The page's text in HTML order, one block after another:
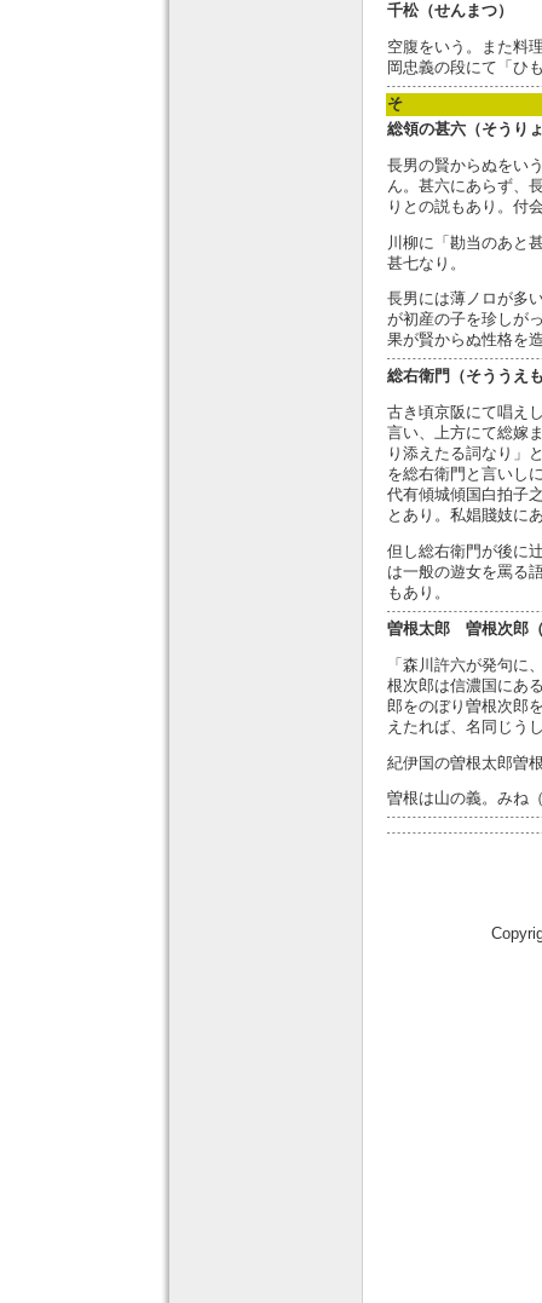
千松（せんまつ）
空腹をいう。また料
岡忠義の段にて「ひ
そ
総領の甚六（そうり
長男の賢からぬをい
ん。甚六にあらず、
りとの説もあり。付
川柳に「勘当のあと
甚七なり。
長男には薄ノロが多
が初産の子を珍しが
果が賢からぬ性格を
総右衛門（そううえ
古き頃京阪にて唱え
言い、上方にて総嫁
り添えたる詞なり」
を総右衛門と言いし
代有傾城傾国白拍子
とあり。私娼賤妓に
但し総右衛門が後に
は一般の遊女を罵る
もあり。
曽根太郎 曽根次郎
「森川許六が発句に
根次郎は信濃国にあ
郎をのぼり曽根次郎
えたれば、名同じう
紀伊国の曽根太郎曽
曽根は山の義。みね